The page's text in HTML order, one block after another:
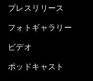
プレスリリース
フォトギャラリー
ビデオ
ポッドキャスト